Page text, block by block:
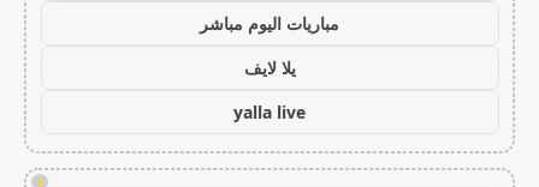
مباريات اليوم مباشر
يلا لايف
yalla live
!